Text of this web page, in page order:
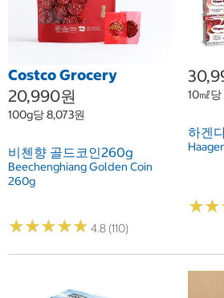
Costco Grocery
20,990원
100g당 8,073원
비첸향 골드코인260g
Beechenghiang Golden Coin
260g
★★★★★
★★★★★ 4.8 (110)
10㎖
하겐
★★
★★